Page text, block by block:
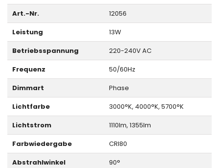
Art.-Nr.
12056
Leistung
13W
Betriebsspannung
220-240V AC
Frequenz
50/60Hz
Dimmart
Phase
Lichtfarbe
3000°K, 4000°K, 5700°K
Lichtstrom
1110lm, 1355lm
Farbwiedergabe
CRI80
Abstrahlwinkel
90°